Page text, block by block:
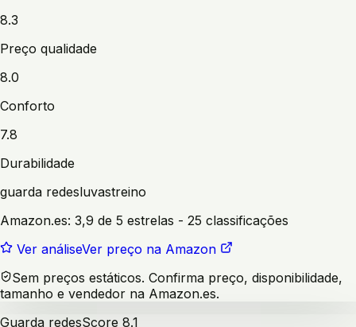
8.3
Preço qualidade
8.0
Conforto
7.8
Durabilidade
guarda redesluvastreino
Amazon.es: 3,9 de 5 estrelas - 25 classificações
Ver análiseVer preço na Amazon
Sem preços estáticos. Confirma preço, disponibilidade,
tamanho e vendedor na Amazon.es.
Guarda redesScore 8.1